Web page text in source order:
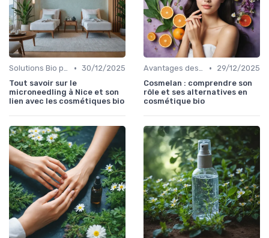
Solutions Bio pour Problèmes de Peau • 30/12/2025
Tout savoir sur le
microneedling à Nice et son
lien avec les cosmétiques bio
Avantages des Cosmétiques Bio •
29/12/2025
Cosmelan : comprendre son
rôle et ses alternatives en
cosmétique bio